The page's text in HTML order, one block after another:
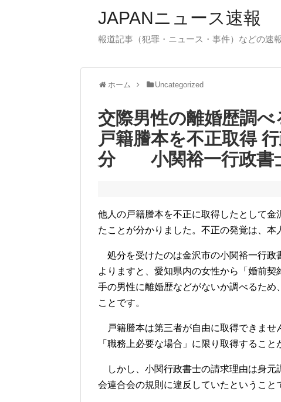
JAPANニュース速報
報道記事（犯罪・ニュース・事件）などの速報
ホーム Uncategorized
交際男性の離婚歴調
戸籍謄本を不正取得
分 小関裕一行政書
他人の戸籍謄本を不正に取得したとして
たことが分かりました。不正の発覚は、本
処分を受けたのは金沢市の小関裕一行政
よりますと、愛知県内の女性から「婚前
手の男性に離婚歴などがないか調べるた
ことです。
戸籍謄本は第三者が自由に取得できませ
「職務上必要な場合」に限り取得すること
しかし、小関行政書士の請求理由は身元
会連合会の規則に違反していたということ